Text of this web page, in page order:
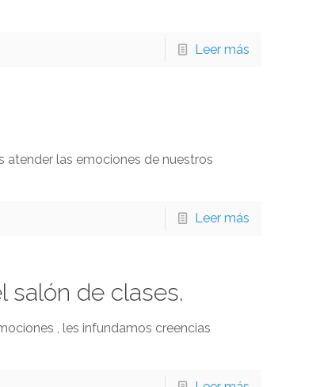
Leer más
atender las emociones de nuestros
Leer más
salón de clases.
, les infundamos creencias